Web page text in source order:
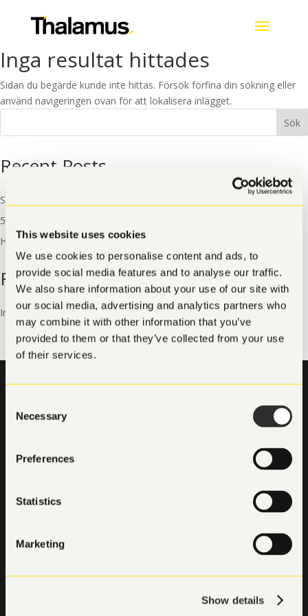
This website uses cookies
We use cookies to personalise content and ads, to
provide social media features and to analyse our traffic.
We also share information about your use of our site with
our social media, advertising and analytics partners who
may combine it with other information that you’ve
provided to them or that they’ve collected from your use
of their services.
Selection
Necessary
Preferences
Statistics
Marketing
Show details
Inga resultat hittades
Sidan du begärde kunde inte hittas. Försök förfina din sökning eller
använd navigeringen ovan för att lokalisera inlägget.
Sök
Recent Posts
Så påverkar AI IT-infrastrukturen för företag 2025
5 sätt att öka IT-säkerheten för mindre företag
Hyra eller rekrytera IT-specialister
Recent Comments
Inga kommentarer att visa.
Artiklar